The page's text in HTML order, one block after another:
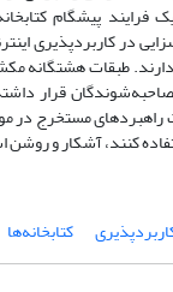
فرایند پیشگام
در کاربردپذیری
طبقات هشتگانه
قرار
مستخرج در
‌کنند، آشکار و
کتابخانه‌ها